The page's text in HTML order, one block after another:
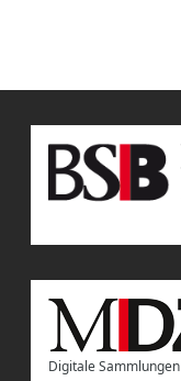
Digitale Sammlungen